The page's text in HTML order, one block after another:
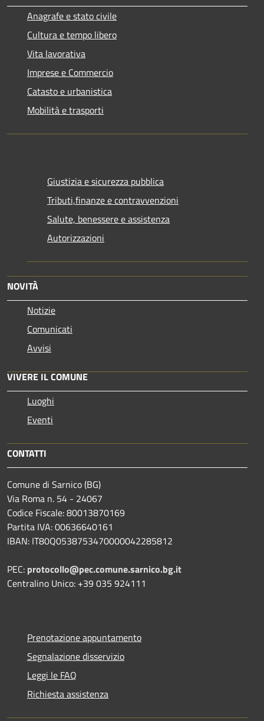
Anagrafe e stato civile
Cultura e tempo libero
Vita lavorativa
Imprese e Commercio
Catasto e urbanistica
Mobilità e trasporti
Giustizia e sicurezza pubblica
Tributi,finanze e contravvenzioni
Salute, benessere e assistenza
Autorizzazioni
NOVITÀ
Notizie
Comunicati
Avvisi
VIVERE IL COMUNE
Luoghi
Eventi
CONTATTI
Comune di Sarnico (BG)
Via Roma n. 54 - 24067
Codice Fiscale: 80013870169
Partita IVA: 00636640161
IBAN: IT80Q0538753470000042285812
PEC: protocollo@pec.comune.sarnico.bg.it
Centralino Unico: +39 035 924111
Prenotazione appuntamento
Segnalazione disservizio
Leggi le FAQ
Richiesta assistenza